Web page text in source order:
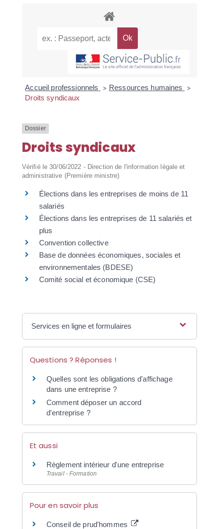
Accueil professionnels > Ressources humaines >
Droits syndicaux
Dossier
Droits syndicaux
Vérifié le 30/06/2022 - Direction de l'information légale et
administrative (Première ministre)
Élections dans les entreprises de moins de 11
salariés
Élections dans les entreprises de 11 salariés et
plus
Convention collective
Base de données économiques, sociales et
environnementales (BDESE)
Comité social et économique (CSE)
Services en ligne et formulaires
Questions ? Réponses !
Quelles sont les obligations d'affichage
dans une entreprise ?
Comment déposer un accord
d'entreprise ?
Et aussi
Règlement intérieur d'une entreprise
Travail - Formation
Pour en savoir plus
Conseil de prud'hommes